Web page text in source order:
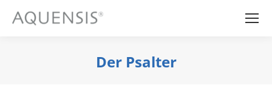
Der Psalter